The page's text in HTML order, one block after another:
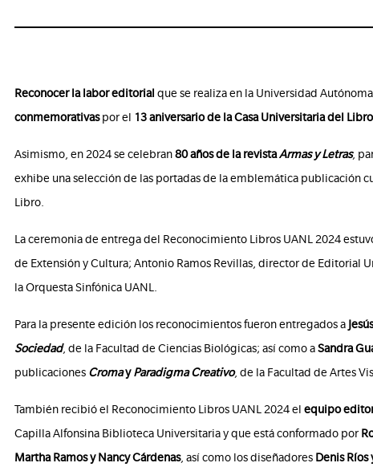
Reconocer la labor editorial que se realiza en la Universidad
conmemorativaspor el 13 aniversario de la Casa Universitaria del
Asimismo, en 2024 se celebran80 años de la revistaArmas y Letras,
exhibe una selección de las portadas de la emblemática publicación
Libro.
La ceremonia de entrega del Reconocimiento Libros UANL 2024
de Extensión y Cultura; Antonio Ramos Revillas, director de Editorial
la Orquesta Sinfónica UANL.
Para la presente edición los reconocimientos fueron entregados a
Sociedad, de la Facultad de Ciencias Biológicas; así como aSandra
publicaciones CromayParadigma Creativo, de la Facultad de Artes
También recibió el Reconocimiento Libros UANL 2024 el equipo
Capilla Alfonsina Biblioteca Universitaria y que está conformado por
Martha Ramos y Nancy Cárdenas, así como los diseñadores Denis Ríos